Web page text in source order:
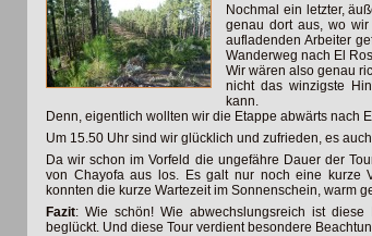
Nochmal ein letzter,
genau dort aus, wo
aufladenden Arbeiter
Wanderweg nach El
Wir wären also genau
nicht das winzigste
kann.
Denn, eigentlich wollten wir die Etappe abwärts nach
Um 15.50 Uhr sind wir glücklich und zufrieden, es
Da wir schon im Vorfeld die ungefähre Dauer der
von Chayofa aus los. Es galt nur noch eine kurze
konnten die kurze Wartezeit im Sonnenschein, warm
Fazit: Wie schön! Wie abwechslungsreich ist
beglückt. Und diese Tour verdient besondere